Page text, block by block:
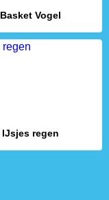
Basket Vogel
IJsjes regen